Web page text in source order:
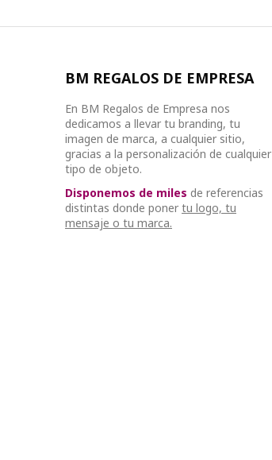
BM REGALOS DE EMPRESA
En BM Regalos de Empresa nos
dedicamos a llevar tu branding, tu
imagen de marca, a cualquier sitio,
gracias a la personalización de cualquier
tipo de objeto.
Disponemos de miles de referencias
distintas donde poner tu logo, tu
mensaje o tu marca.